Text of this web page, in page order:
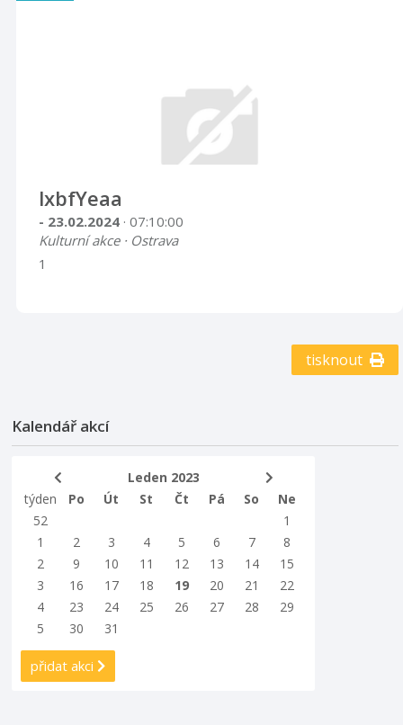
lxbfYeaa
- 23.02.2024 · 07:10:00
Kulturní akce · Ostrava
1
tisknout
Kalendář akcí
Leden 2023
týden
Po Út St Čt Pá So
Ne
52
1
1
2 3 4 5 6 7
8
2
9 10 11 12 13 14
15
3
16 17 18 19 20 21
22
4
23 24 25 26 27 28
29
5
30 31
přidat akci